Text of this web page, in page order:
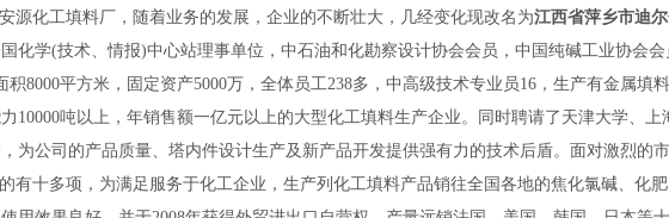
源化工填料厂，随着业务的发展，企业的不断壮大，几经变化现改名为江西省萍乡市迪
化学(技术、情报)中心站理事单位，中石油和化勘察设计协会会员，中国纯碱工业协会
积8000平方米，固定资产5000万，全体员工238多，中高级技术专业员16，生产有金属填
10000吨以上，年销售额一亿元以上的大型化工填料生产企业。同时聘请了天津大学、
为公司的产品质量、塔内件设计生产及新产品开发提供强有力的技术后盾。面对激烈的
有十多项，为满足服务于化工企业，生产列化工填料产品销往全国各地的焦化氯碱、化